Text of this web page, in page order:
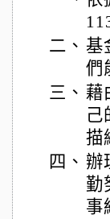
二、 基
們
三、 藉
己
描
四、 辦
勤
事